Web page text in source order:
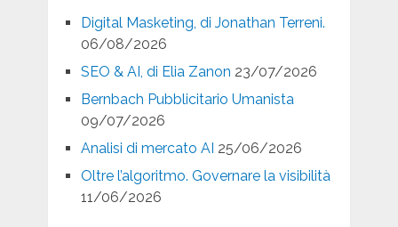
Digital Masketing, di Jonathan Terreni.
06/08/2026
SEO & AI, di Elia Zanon 23/07/2026
Bernbach Pubblicitario Umanista
09/07/2026
Analisi di mercato AI 25/06/2026
Oltre l’algoritmo. Governare la visibilità
11/06/2026